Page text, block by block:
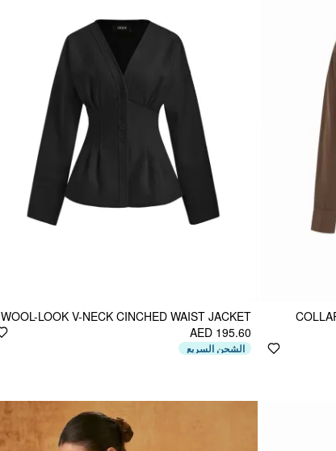
WOOL-LOOK V-NECK CINCHED WAIST JACKET
AED 195.60
الشحن السريع